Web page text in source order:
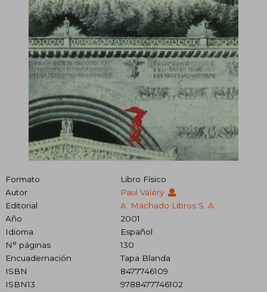
Formato
Libro Físico
Autor
Paul Valéry
Editorial
A. Machado Libros S. A.
Año
2001
Idioma
Español
N° páginas
130
Encuadernación
Tapa Blanda
ISBN
8477746109
ISBN13
9788477746102